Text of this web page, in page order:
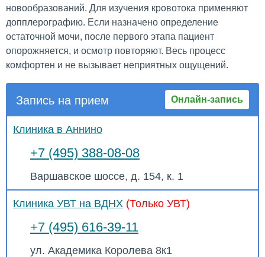
новообразований. Для изучения кровотока применяют
допплерографию. Если назначено определение
остаточной мочи, после первого этапа пациент
опорожняется, и осмотр повторяют. Весь процесс
комфортен и не вызывает неприятных ощущений.
Запись на прием Онлайн-запись
Клиника в Аннино
+7 (495) 388-08-08
Варшавское шоссе, д. 154, к. 1
Клиника УВТ на ВДНХ (Только УВТ)
+7 (495) 616-39-11
ул. Академика Королева 8к1